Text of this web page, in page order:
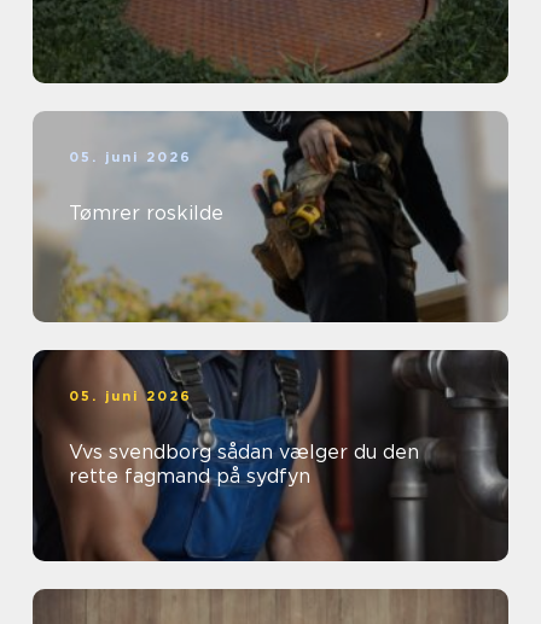
05. juni 2026
Tømrer roskilde
05. juni 2026
Vvs svendborg sådan vælger du den
rette fagmand på sydfyn